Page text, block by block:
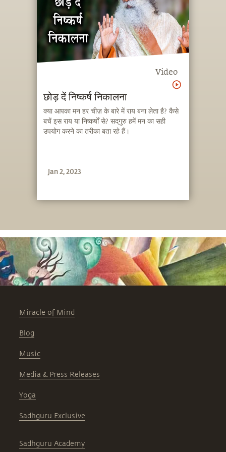
Video
छोड़ दें निष्कर्ष निकालना
क्या आपका मन हर चीज़ के बारे में राय बना लेता है? कैसे
बचें इस राय या निष्कर्षों से? सद्‌गुरु हमें मन का सही
उपयोग करने का तरीका बता रहे हैं।
Jan 2, 2023
Miracle of Mind
Blog
Music
Media & Press Releases
Yoga
Sadhguru Exclusive
Sadhguru Academy